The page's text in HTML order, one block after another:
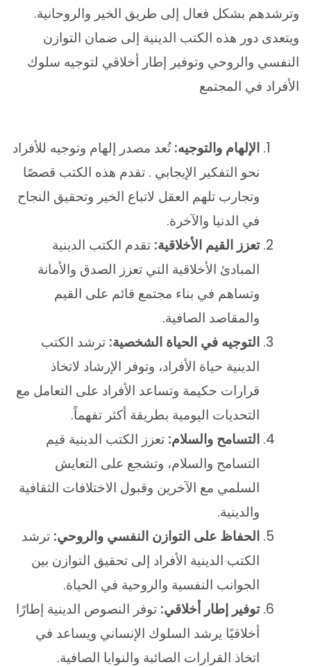
وترشدهم بشكل فعال إلى طريق الخير والروحانية.
ويتعدى دور هذه الكتب الدينية إلى ضمان التوازن
النفسي والروحي وتوفير إطار أخلاقي لتوجيه سلوك
الأفراد في المجتمع
الإلهام والتوجيه:تُعد مصدر إلهام وتوجيه للأفراد
نحو التفكير الإيجابي . تقدم هذه الكتب قصصًا
وتجارب تلهم العقل لاتباع الخير وتحقيق النجاح
في الدنيا والآخرة.
تعزز القيم الأخلاقية: تقدم الكتب الدينية
المبادئ الأخلاقية التي تعزز الصدق والأمانة
وتساهم في بناء مجتمع قائم على القيم
والمقاصد الصافية.
التوجيه في الحياة الشخصية: ترشد الكتب
الدينية حياة الأفراد، وتوفر الإرشاد لاتخاذ
قرارات حكيمة وتساعد الأفراد على التعامل مع
التحديات اليومية بطريقة أكثر تفهماً.
التسامح والسلام:تعزز الكتب الدينية قيم
التسامح والسلام، وتشجع على التعايش
السلمي مع الآخرين وقبول الاختلافات الثقافية
والدينية.
الحفاظ على التوازن النفسي والروحي: ترشد
الكتب الدينية الأفراد إلى تحقيق التوازن بين
الجوانب النفسية والروحية في الحياة.
توفير إطار أخلاقي: توفر النصوص الدينية إطارًا
أخلاقيًا يرشد السلوك الإنساني ويساعد في
اتخاذ القرارات الصائبة والنوايا الصافية.